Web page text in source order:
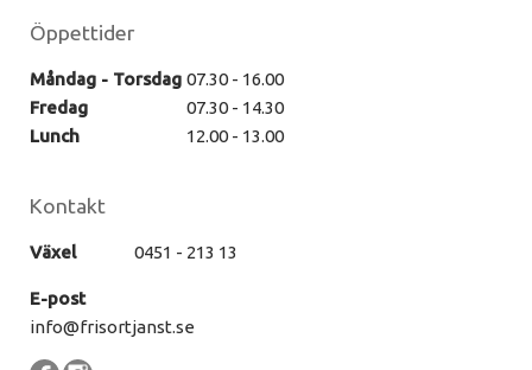
Öppettider
Måndag - Torsdag 07.30 - 16.00
Fredag
07.30 - 14.30
Lunch
12.00 - 13.00
Kontakt
Växel 0451 - 213 13
E-post
info@frisortjanst.se